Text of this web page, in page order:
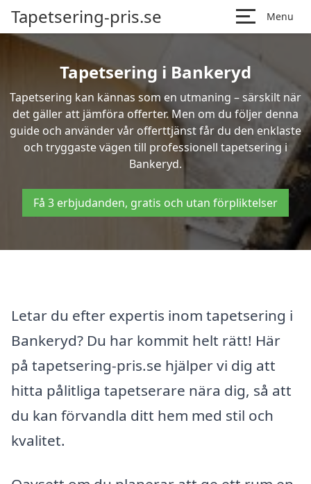
Tapetsering-pris.se Menu
Tapetsering i Bankeryd
Tapetsering kan kännas som en utmaning – särskilt när
det gäller att jämföra offerter. Men om du följer denna
guide och använder vår offerttjänst får du den enklaste
och tryggaste vägen till professionell tapetsering i
Bankeryd.
Få 3 erbjudanden, gratis och utan förpliktelser
Letar du efter expertis inom tapetsering i
Bankeryd? Du har kommit helt rätt! Här
på tapetsering-pris.se hjälper vi dig att
hitta pålitliga tapetserare nära dig, så att
du kan förvandla ditt hem med stil och
kvalitet.